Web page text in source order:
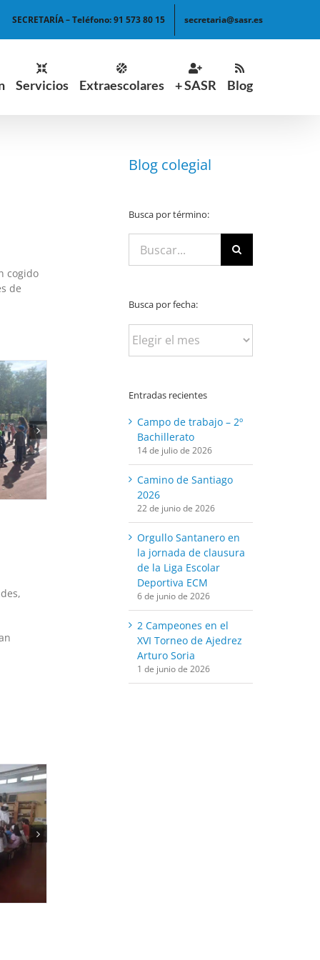
SECRETARÍA – Teléfono: 91 573 80 15 secretaria@sasr.es
Servicios Extraescolares + SASR Blog
cogido
de
Blog colegial
Busca por término:
Busca por fecha:
por
fecha:
Entradas recientes
Campo de trabajo – 2º
Bachillerato
14 de julio de 2026
Camino de Santiago
2026
22 de junio de 2026
Orgullo Santanero en
la jornada de clausura
de la Liga Escolar
Deportiva ECM
6 de junio de 2026
2 Campeones en el
XVI Torneo de Ajedrez
Arturo Soria
1 de junio de 2026